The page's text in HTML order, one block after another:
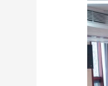
教育